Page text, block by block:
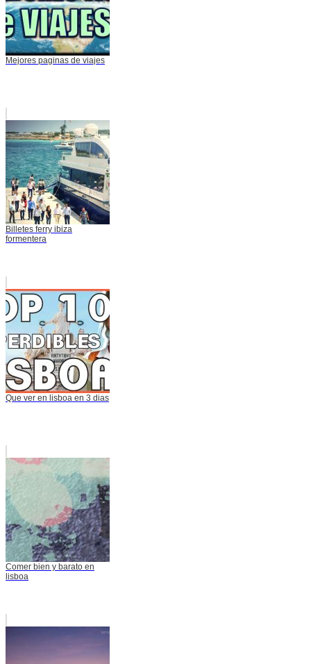
Mejores paginas de viajes
Billetes ferry ibiza
formentera
Que ver en lisboa en 3 dias
Comer bien y barato en
lisboa